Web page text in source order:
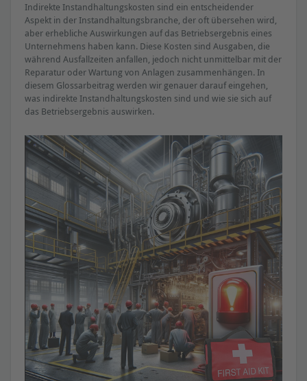
Indirekte Instandhaltungskosten sind ein entscheidender
Aspekt in der Instandhaltungsbranche, der oft übersehen wird,
aber erhebliche Auswirkungen auf das Betriebsergebnis eines
Unternehmens haben kann. Diese Kosten sind Ausgaben, die
während Ausfallzeiten anfallen, jedoch nicht unmittelbar mit der
Reparatur oder Wartung von Anlagen zusammenhängen. In
diesem Glossarbeitrag werden wir genauer darauf eingehen,
was indirekte Instandhaltungskosten sind und wie sie sich auf
das Betriebsergebnis auswirken.